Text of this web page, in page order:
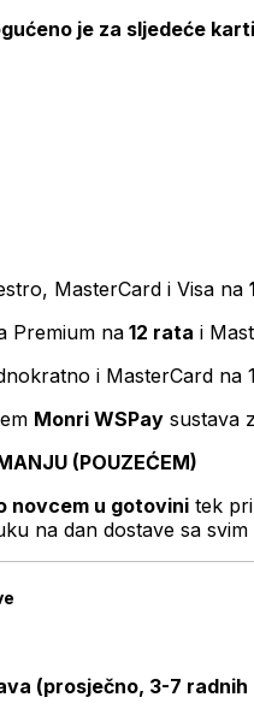
je za sljedeće
MasterCard i Visa na
Premium na 12 rata i
i MasterCard na
Monri WSPay sustava
(POUZEĆEM)
novcem u gotovini tek
na dan dostave sa svim
(prosječno, 3-7 radnih